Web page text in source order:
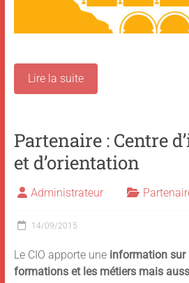
Lire la suite
Partenaire : Centre
et d’orientation
Administrateur
14/09/2015
Le CIO apporte une information sur
formations et les métiers mais